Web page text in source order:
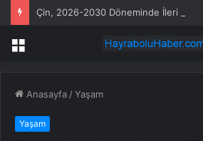
Menü
Anasayfa /Yaşam
Yaşam